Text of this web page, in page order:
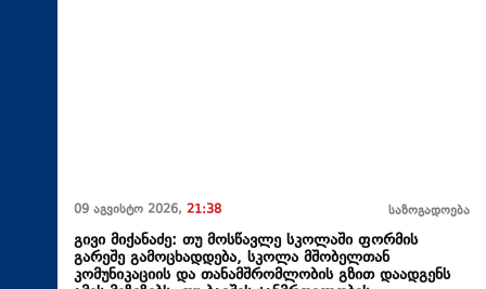
09 აგვისტო 2026, 21:38 საზოგადოება
გივი მიქანაძე: თუ მოსწავლე სკოლაში ფორმის
გარეშე გამოცხადდება, სკოლა მშობელთან
კომუნიკაციის და თანამშრომლობის გზით დაადგენს